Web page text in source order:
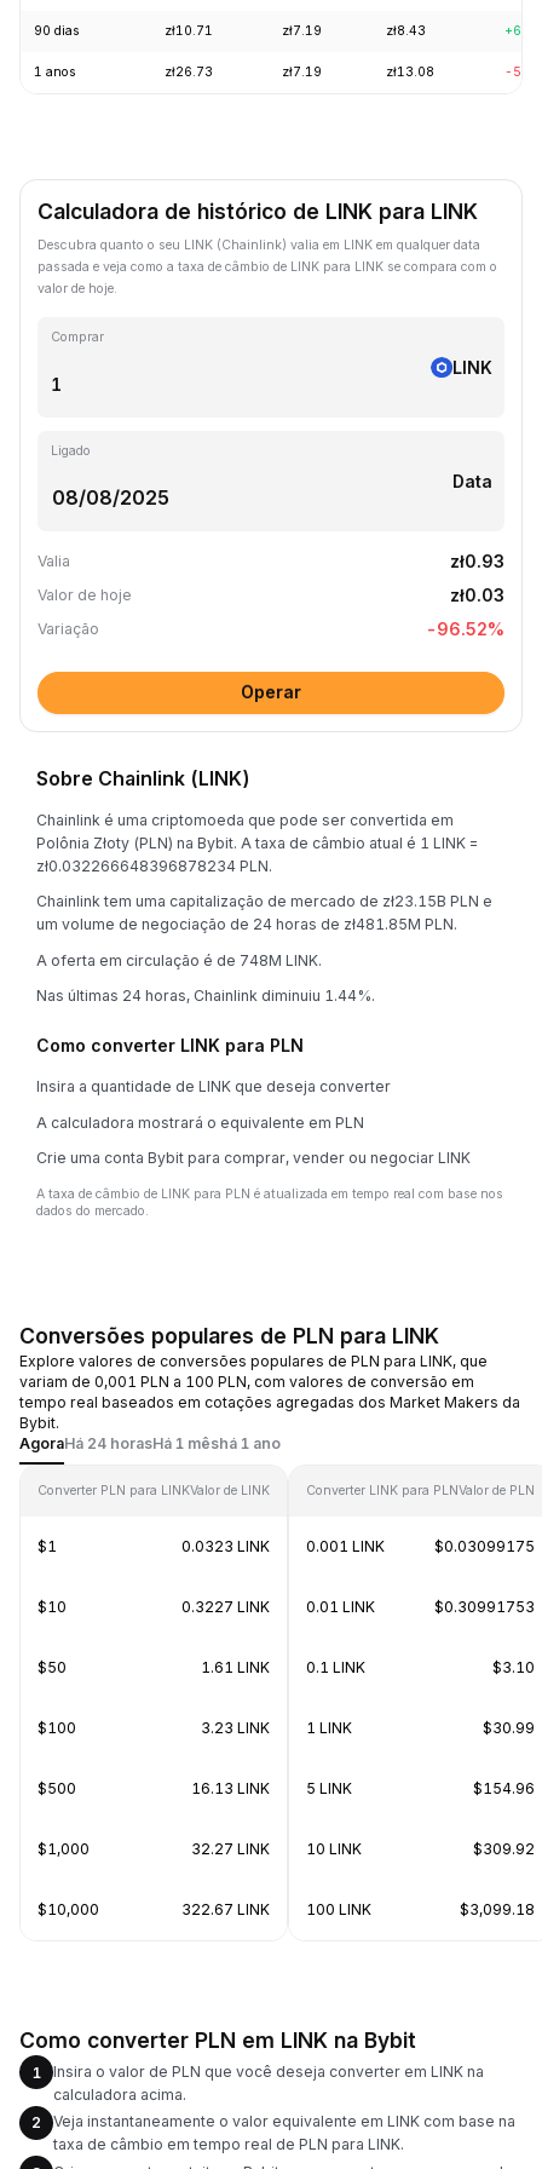
90 dias zł10.71 zł7.19 zł8.43
1 anos zł26.73 zł7.19 zł13.08 -
Calculadora de histórico de LINK para LINK
Descubra quanto o seu LINK (Chainlink) valia em LINK em qualquer data
passada e veja como a taxa de câmbio de LINK para LINK se compara com o
valor de hoje.
Comprar
LINK
Ligado
Data
Valia zł0.93
Valor de hoje zł0.03
Variação -96.52%
Operar
Sobre Chainlink (LINK)
Chainlink é uma criptomoeda que pode ser convertida em
Polônia Złoty (PLN) na Bybit. A taxa de câmbio atual é 1 LINK =
zł0.032266648396878234 PLN.
Chainlink tem uma capitalização de mercado de zł23.15B PLN e
um volume de negociação de 24 horas de zł481.85M PLN.
A oferta em circulação é de 748M LINK.
Nas últimas 24 horas, Chainlink diminuiu 1.44%.
Como converter LINK para PLN
Insira a quantidade de LINK que deseja converter
A calculadora mostrará o equivalente em PLN
Crie uma conta Bybit para comprar, vender ou negociar LINK
A taxa de câmbio de LINK para PLN é atualizada em tempo real com base nos
dados do mercado.
Conversões populares de PLN para LINK
Explore valores de conversões populares de PLN para LINK, que
variam de 0,001 PLN a 100 PLN, com valores de conversão em
tempo real baseados em cotações agregadas dos Market Makers da
Bybit.
AgoraHá 24 horasHá 1 mêshá 1 ano
Converter PLN para LINKValor de LINK
$1 0.0323 LINK
$10 0.3227 LINK
$50 1.61 LINK
$100 3.23 LINK
$500 16.13 LINK
$1,000 32.27 LINK
$10,000 322.67 LINK
Converter LINK para PLNValor de PLN
0.001 LINK $0.03099175
0.01 LINK $0.30991753
0.1 LINK $3.10
1 LINK $30.99
5 LINK $154.96
10 LINK $309.92
100 LINK $3,099.18
Como converter PLN em LINK na Bybit
1
Insira o valor de PLN que você deseja converter em LINK na
calculadora acima.
2
Veja instantaneamente o valor equivalente em LINK com base na
taxa de câmbio em tempo real de PLN para LINK.